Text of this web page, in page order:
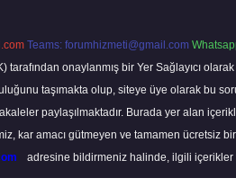
Teams: forumhizmeti@gmail.com
onaylanmış bir Yer Sağlayıcı
taşımakta olup, siteye üye olarak bu
paylaşılmaktadır. Burada yer alan
kar amacı gütmeyen ve tamamen ücretsiz
adresine bildirmeniz halinde, ilgili içerikler